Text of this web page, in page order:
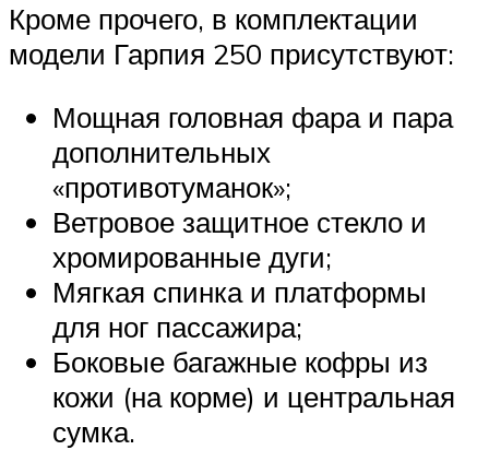
Кроме прочего, в комплектации
модели Гарпия 250 присутствуют:
Мощная головная фара и пара
дополнительных
«противотуманок»;
Ветровое защитное стекло и
хромированные дуги;
Мягкая спинка и платформы
для ног пассажира;
Боковые багажные кофры из
кожи (на корме) и центральная
сумка.